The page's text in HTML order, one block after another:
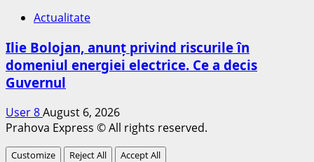
Actualitate
Ilie Bolojan, anunț privind riscurile în
domeniul energiei electrice. Ce a decis
Guvernul
User 8August 6, 2026
Prahova Express © All rights reserved.
Customize Reject All Accept All